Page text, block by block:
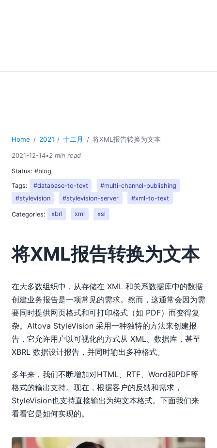
Home 2021 十二月 将XML报告转换为文本
2021-12-14•2 min read
Status: #blog
Tags:
#database-to-text
#multi-channel-publishing
#stylevision
#stylevision-server #xml-to-text
Categories: xbrl xml xsl
将XML报告转换为文本
在大多数组织中，从存储在 XML 和关系数据库中的数据
创建业务报告是一项常见的需求。然而，这通常会因为需
要同时提供网页格式和可打印格式（如 PDF）而变得复
杂。Altova StyleVision 采用一种独特的方法来创建报
告，它允许用户以可视化的方式从 XML、数据库，甚至
XBRL 数据设计报告，并同时输出多种格式。
多年来，我们不断增加对HTML、RTF、Word和PDF等
格式的输出支持。现在，根据客户的反馈和需求，
StyleVision也支持直接输出为纯文本格式。下面我们来
看看它是如何实现的。